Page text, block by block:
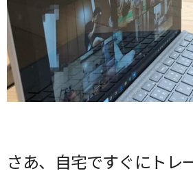
さあ、自宅ですぐにトレ